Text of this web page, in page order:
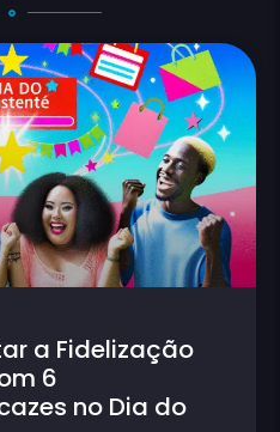
a Fidelização
6
no Dia do